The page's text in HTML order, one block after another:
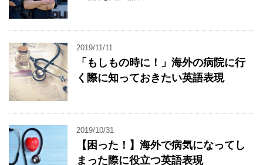
2019/11/11
「もしもの時に！」海外の病院に行
く際に知っておきたい英語表現
2019/10/31
【困った！】海外で病気になってし
まった際に役立つ英語表現